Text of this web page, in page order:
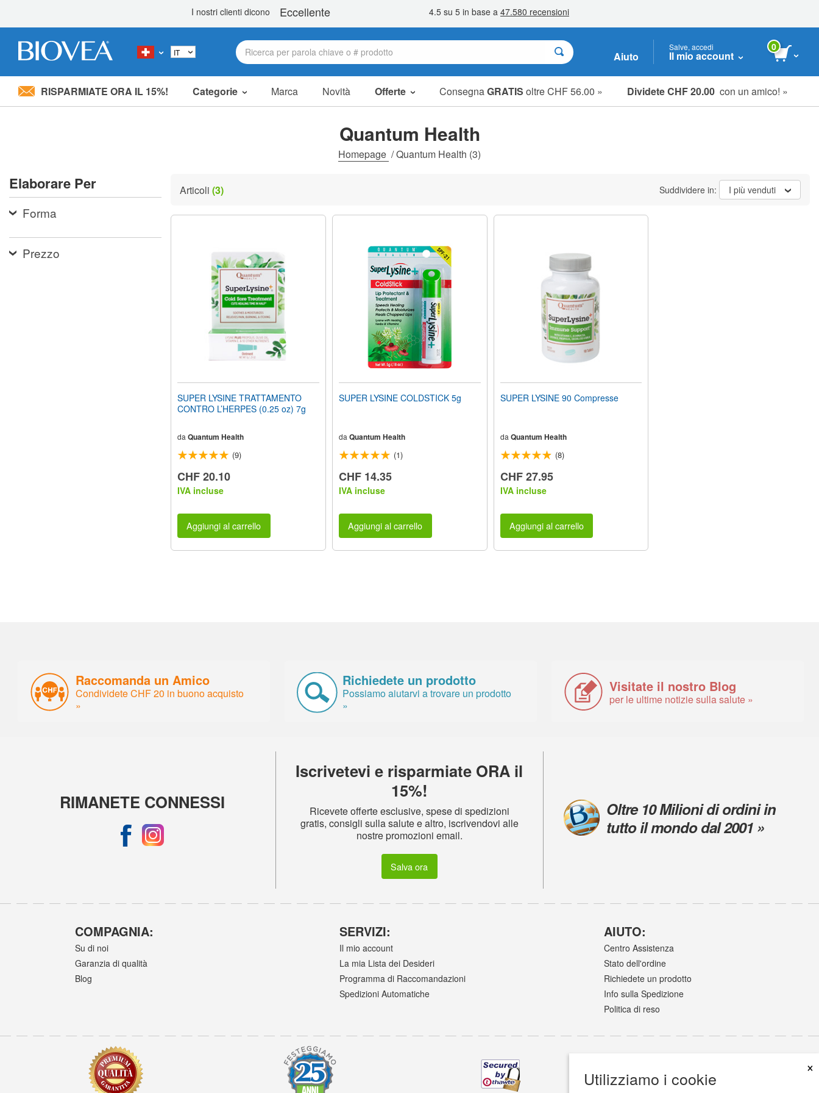
Nota:
accessibilità.
Premi
Control-
per
adattare
Aiuto
Salve, accedi
Il mio account
0
RISPARMIATE ORA IL 15%! Categorie Marca Novità Offerte ConsegnaGRATIS oltre CHF 56.00 » Dividete CHF 20.00 con un amico! »
Articoli in offerta
Liquidazione
Utilizziamo i cookie
×
Quantum Health
Homepage /Quantum Health (3)
Elaborare Per
Forma
Prezzo
Articoli (3) Suddividere in: I più venduti
SUPER LYSINE TRATTAMENTO
CONTRO L’HERPES (0.25 oz) 7g
da Quantum Health
(9)
CHF 20.10
IVA incluse
Aggiungi al carrello
SUPER LYSINE COLDSTICK 5g
da Quantum Health
(1)
CHF 14.35
IVA incluse
Aggiungi al carrello
SUPER LYSINE 90 Compresse
da Quantum Health
(8)
CHF 27.95
IVA incluse
Aggiungi al carrello
Raccomanda un Amico
Condividete CHF 20 in buono acquisto
»
Richiedete un prodotto
Possiamo aiutarvi a trovare un prodotto
»
Visitate il nostro Blog
per le ultime notizie sulla salute »
RIMANETE CONNESSI
Iscrivetevi e risparmiate ORA il
15%!
Ricevete offerte esclusive, spese di spedizioni
gratis, consigli sulla salute e altro, iscrivendovi alle
nostre promozioni email.
Salva ora
Oltre 10 Milioni di ordini in
tutto il mondo dal 2001 »
COMPAGNIA:
Su di noi
Garanzia di qualità
Blog
SERVIZI:
Il mio account
La mia Lista dei Desideri
Programma di Raccomandazioni
Spedizioni Automatiche
AIUTO:
Centro Assistenza
Stato dell'ordine
Richiedete un prodotto
Info sulla Spedizione
Politica di reso